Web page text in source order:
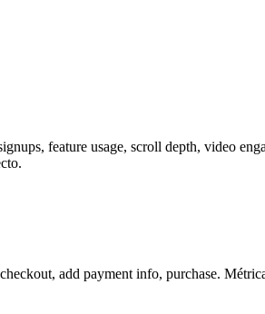
feature usage, scroll depth, video
add payment info, purchase.